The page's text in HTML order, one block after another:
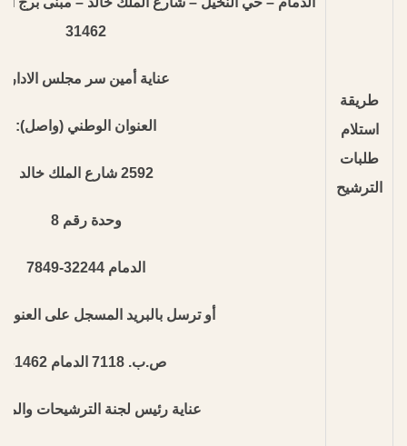
طريقة
استلام
طلبات
الترشيح
31462
عناية أمين سر مجلس الادارة
العنوان الوطني (واصل):
2592 شارع الملك خالد
وحدة رقم 8
الدمام 32244-7849
أو ترسل بالبريد المسجل على
ص.ب. 7118 الدمام 31462
عناية رئيس لجنة الترشيحات